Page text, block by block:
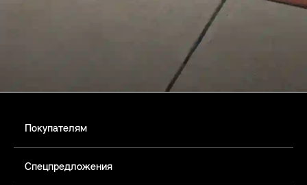
Покупателям
Спецпредложения